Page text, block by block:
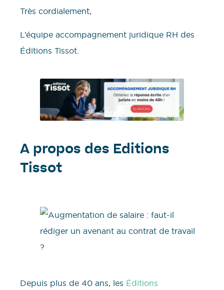
​Très cordialement,
L’équipe accompagnement juridique RH des
Éditions Tissot.
A propos des Editions
Tissot
Depuis plus de 40 ans, les Éditions